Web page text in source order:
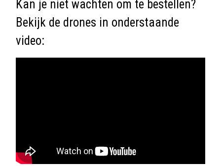
Kan je niet wachten om te bestellen?
Bekijk de drones in onderstaande
video: